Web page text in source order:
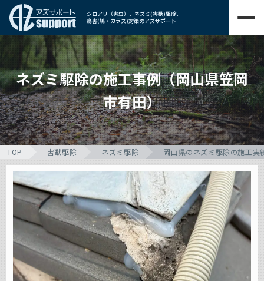
シロアリ（害虫）、ネズミ(害獣)駆除、
鳥害(鳩・カラス)対策のアズサポート
ネズミ駆除の施工事例（岡山県笠岡
市有田）
TOP 害獣駆除 ネズミ駆除 岡山県のネズミ駆除の施工実